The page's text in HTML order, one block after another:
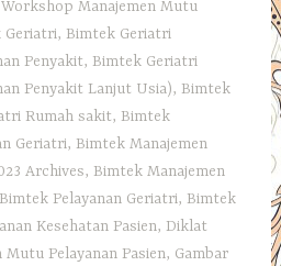
Workshop Manajemen Mutu
Geriatri, Bimtek Geriatri
Penyakit, Bimtek Geriatri
Penyakit Lanjut Usia), Bimtek
Rumah sakit, Bimtek
Geriatri, Bimtek Manajemen
Archives, Bimtek Manajemen
Bimtek Pelayanan Geriatri, Bimtek
Kesehatan Pasien,Diklat
Pelayanan Pasien, Gambar